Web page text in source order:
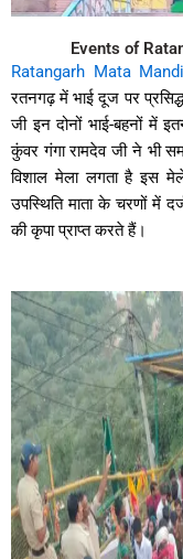
Events of
Ratangarh Mata
रतनगढ़ में भाई दूज पर
जी इन दोनों भाई-बहनों में
कुंवर गंगा रामदेव जी ने भी
विशाल मेला लगता है इस
उपस्थिति माता के चरणों में
की कृपा प्राप्त करते हैं।